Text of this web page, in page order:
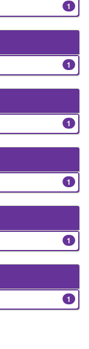
1
1
1
1
1
1